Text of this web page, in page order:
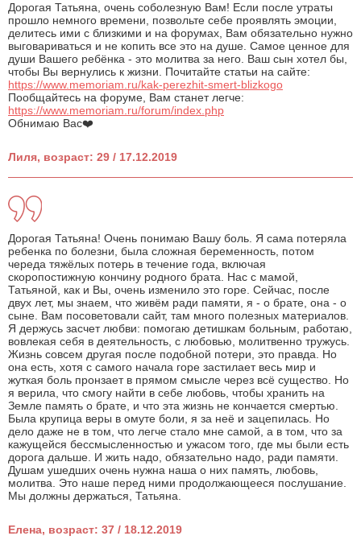
Дорогая Татьяна, очень соболезную Вам! Если после утраты
прошло немного времени, позвольте себе проявлять эмоции,
делитесь ими с близкими и на форумах, Вам обязательно нужно
выговариваться и не копить все это на душе. Самое ценное для
души Вашего ребёнка - это молитва за него. Ваш сын хотел бы,
чтобы Вы вернулись к жизни. Почитайте статьи на сайте:
https://www.memoriam.ru/kak-perezhit-smert-blizkogo
Пообщайтесь на форуме, Вам станет легче:
https://www.memoriam.ru/forum/index.php
Обнимаю Вас❤️
Лиля, возраст: 29 / 17.12.2019
Дорогая Татьяна! Очень понимаю Вашу боль. Я сама потеряла
ребенка по болезни, была сложная беременность, потом
череда тяжёлых потерь в течение года, включая
скоропостижную кончину родного брата. Нас с мамой,
Татьяной, как и Вы, очень изменило это горе. Сейчас, после
двух лет, мы знаем, что живём ради памяти, я - о брате, она - о
сыне. Вам посоветовали сайт, там много полезных материалов.
Я держусь засчет любви: помогаю детишкам больным, работаю,
вовлекая себя в деятельность, с любовью, молитвенно тружусь.
Жизнь совсем другая после подобной потери, это правда. Но
она есть, хотя с самого начала горе застилает весь мир и
жуткая боль пронзает в прямом смысле через всё существо. Но
я верила, что смогу найти в себе любовь, чтобы хранить на
Земле память о брате, и что эта жизнь не кончается смертью.
Была крупица веры в омуте боли, я за неё и зацепилась. Но
дело даже не в том, что легче стало мне самой, а в том, что за
кажущейся бессмысленностью и ужасом того, где мы были есть
дорога дальше. И жить надо, обязательно надо, ради памяти.
Душам ушедших очень нужна наша о них память, любовь,
молитва. Это наше перед ними продолжающееся послушание.
Мы должны держаться, Татьяна.
Елена, возраст: 37 / 18.12.2019